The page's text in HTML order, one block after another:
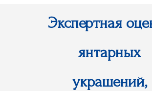
Экспертная
янтарных
украшений,